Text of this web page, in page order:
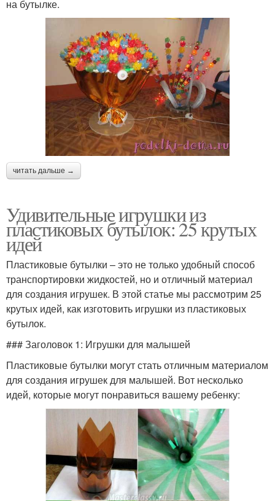
на бутылке.
читать дальше →
Удивительные игрушки из
пластиковых бутылок: 25 крутых
идей
Пластиковые бутылки – это не только удобный способ
транспортировки жидкостей, но и отличный материал
для создания игрушек. В этой статье мы рассмотрим 25
крутых идей, как изготовить игрушки из пластиковых
бутылок.
### Заголовок 1: Игрушки для малышей
Пластиковые бутылки могут стать отличным материалом
для создания игрушек для малышей. Вот несколько
идей, которые могут понравиться вашему ребенку: